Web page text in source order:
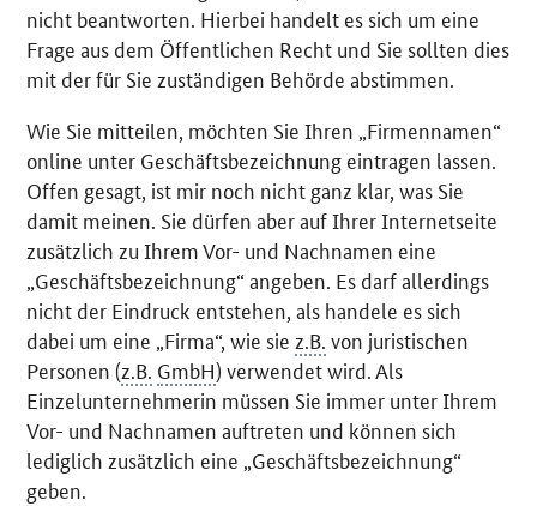
nicht beantworten. Hierbei handelt es sich um eine
Frage aus dem Öffentlichen Recht und Sie sollten dies
mit der für Sie zuständigen Behörde abstimmen.
Wie Sie mitteilen, möchten Sie Ihren „Firmennamen“
online unter Geschäftsbezeichnung eintragen lassen.
Offen gesagt, ist mir noch nicht ganz klar, was Sie
damit meinen. Sie dürfen aber auf Ihrer Internetseite
zusätzlich zu Ihrem Vor- und Nachnamen eine
„Geschäftsbezeichnung“ angeben. Es darf allerdings
nicht der Eindruck entstehen, als handele es sich
dabei um eine „Firma“, wie sie z.B. von juristischen
Personen (z.B. GmbH) verwendet wird. Als
Einzelunternehmerin müssen Sie immer unter Ihrem
Vor- und Nachnamen auftreten und können sich
lediglich zusätzlich eine „Geschäftsbezeichnung“
geben.